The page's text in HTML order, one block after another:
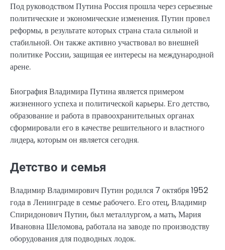
Под руководством Путина Россия прошла через серьезные
политические и экономические изменения. Путин провел
реформы, в результате которых страна стала сильной и
стабильной. Он также активно участвовал во внешней
политике России, защищая ее интересы на международной
арене.
Биография Владимира Путина является примером
жизненного успеха и политической карьеры. Его детство,
образование и работа в правоохранительных органах
сформировали его в качестве решительного и властного
лидера, которым он является сегодня.
Детство и семья
Владимир Владимирович Путин родился 7 октября 1952
года в Ленинграде в семье рабочего. Его отец, Владимир
Спиридонович Путин, был металлургом, а мать, Мария
Ивановна Шеломова, работала на заводе по производству
оборудования для подводных лодок.